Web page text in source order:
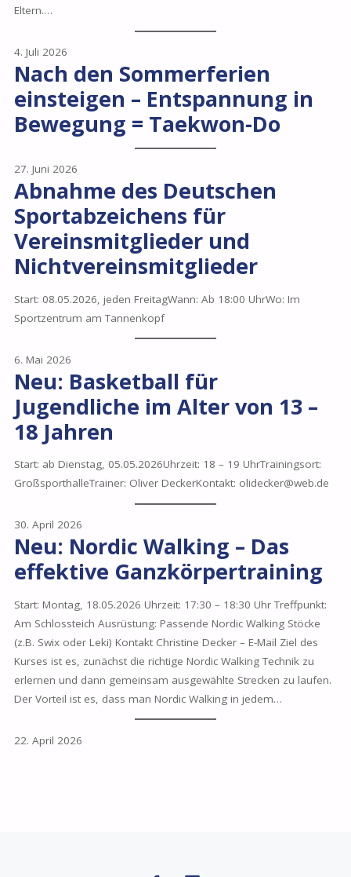
Eltern.…
4. Juli 2026
Nach den Sommerferien
einsteigen – Entspannung in
Bewegung = Taekwon-Do
27. Juni 2026
Abnahme des Deutschen
Sportabzeichens für
Vereinsmitglieder und
Nichtvereinsmitglieder
Start: 08.05.2026, jeden FreitagWann: Ab 18:00 UhrWo: Im
Sportzentrum am Tannenkopf
6. Mai 2026
Neu: Basketball für
Jugendliche im Alter von 13 –
18 Jahren
Start: ab Dienstag, 05.05.2026Uhrzeit: 18 – 19 UhrTrainingsort:
GroßsporthalleTrainer: Oliver DeckerKontakt: olidecker@web.de
30. April 2026
Neu: Nordic Walking – Das
effektive Ganzkörpertraining
Start: Montag, 18.05.2026 Uhrzeit: 17:30 – 18:30 Uhr Treffpunkt:
Am Schlossteich Ausrüstung: Passende Nordic Walking Stöcke
(z.B. Swix oder Leki) Kontakt Christine Decker – E-Mail Ziel des
Kurses ist es, zunächst die richtige Nordic Walking Technik zu
erlernen und dann gemeinsam ausgewählte Strecken zu laufen.
Der Vorteil ist es, dass man Nordic Walking in jedem…
22. April 2026